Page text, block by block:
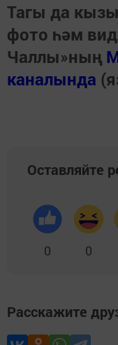
Тагы да
фото һәм
Чаллы»ның
каналында
Оставляйте
0 0
Расскажите